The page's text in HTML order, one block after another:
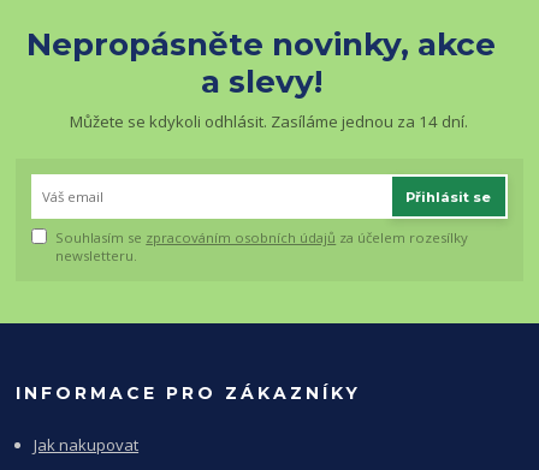
Nepropásněte novinky, akce
a slevy!
Můžete se kdykoli odhlásit. Zasíláme jednou za 14 dní.
Přihlásit se
Souhlasím se zpracováním osobních údajů za účelem rozesílky
newsletteru.
INFORMACE PRO ZÁKAZNÍKY
Jak nakupovat